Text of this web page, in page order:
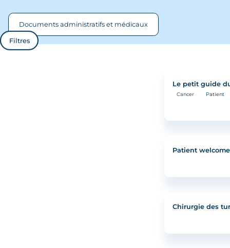
Documents administratifs et médicaux
Contenus médicaux
Filtres
Le petit guide
Cancer Patient
Patient
Chirurgie des